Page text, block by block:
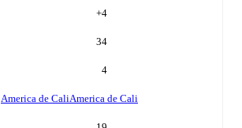
+4
34
4
America de CaliAmerica de Cali